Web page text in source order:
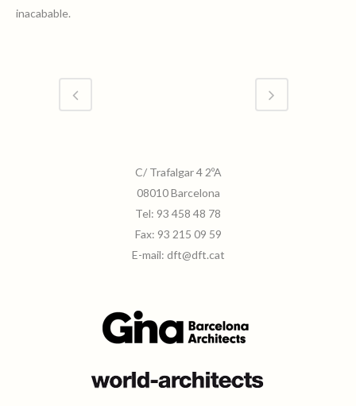
inacabable.
C/ Trafalgar 4 2ºA
08010 Barcelona
Tel: 93 458 48 78
Fax: 93 215 09 59
E-mail: dft@dft.cat